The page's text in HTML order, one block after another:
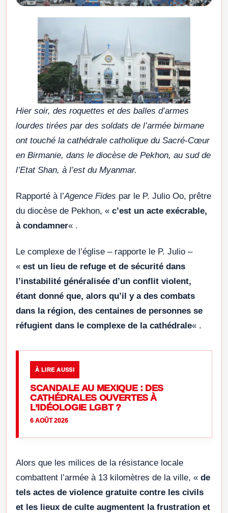
Hier soir, des roquettes et des balles d’armes
lourdes tirées par des soldats de l’armée birmane
ont touché la cathédrale catholique du Sacré-Cœur
en Birmanie, dans le diocèse de Pekhon, au sud de
l’Etat Shan, à l’est du Myanmar.
Rapporté à l’Agence Fides par le P. Julio Oo, prêtre
du diocèse de Pekhon, « c’est un acte exécrable,
à condamner« .
Le complexe de l’église – rapporte le P. Julio –
« est un lieu de refuge et de sécurité dans
l’instabilité généralisée d’un conflit violent,
étant donné que, alors qu’il y a des combats
dans la région, des centaines de personnes se
réfugient dans le complexe de la cathédrale« .
À LIRE AUSSI
SCANDALE AU MEXIQUE : DES
CATHÉDRALES OUVERTES À
L’IDÉOLOGIE LGBT ?
6 AOÛT 2026
Alors que les milices de la résistance locale
combattent l’armée à 13 kilomètres de la ville, « de
tels actes de violence gratuite contre les civils
et les lieux de culte augmentent la frustration et